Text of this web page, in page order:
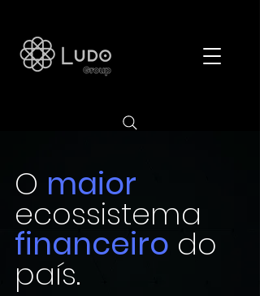
O maior
ecossistema
financeiro do
país.